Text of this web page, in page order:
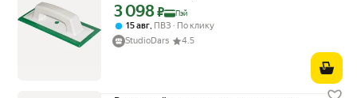
Цена с картой Яндекс Пэй 3098 ₽ вместо
3 098₽ Пэй
15 авг, ПВЗ
По клику
StudioDars
4.5